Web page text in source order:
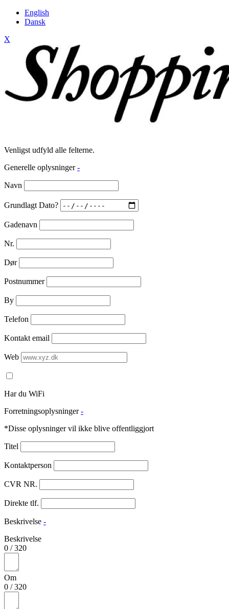
English
Dansk
X
Venligst udfyld alle felterne.
Generelle oplysninger -
Navn
Grundlagt Dato?
Gadenavn
Nr.
Dør
Postnummer
By
Telefon
Kontakt email
Web
Har du WiFi
Forretningsoplysninger -
*Disse oplysninger vil ikke blive offentliggjort
Titel
Kontaktperson
CVR NR.
Direkte tlf.
Beskrivelse -
Beskrivelse
0 /320
Om
0 /320